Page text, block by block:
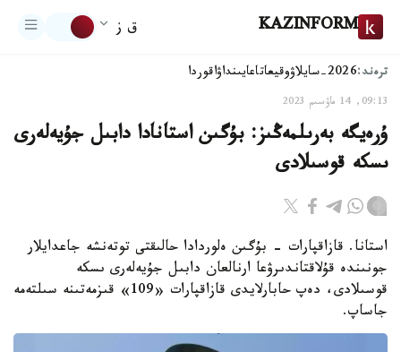
KAZINFORM ق ز
ترەند:2026-سايلاۋ وقيعاتاعايىنداۋاقوردا
09:13, 14 ماۋسىم 2023
ۇرەيگە بەرىلمەڭىز: بۇگىن استانادا دابىل جۇيەلەرى
ىسكە قوسىلادى
استانا. قازاقپارات - بۇگىن ەلوردادا حالىقتى توتەنشە جاعدايلار
جونىندە قۇلاقتاندىرۋعا ارنالعان دابىل جۇيەلەرى ىسكە
قوسىلادى، دەپ حابارلايدى قازاقپارات «109» قىزمەتىنە سىلتەمە
جاساپ.